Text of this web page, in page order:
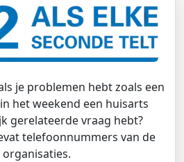
je problemen hebt zoals een
het weekend een huisarts
gerelateerde vraag hebt?
telefoonnummers van de